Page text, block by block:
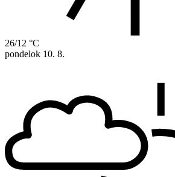
26/12 °C
pondelok 10. 8.